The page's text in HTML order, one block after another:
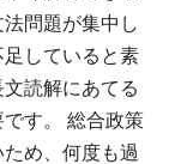
問題が集中し
していると素
読解にあてる
す。 総合政策
め、何度も過